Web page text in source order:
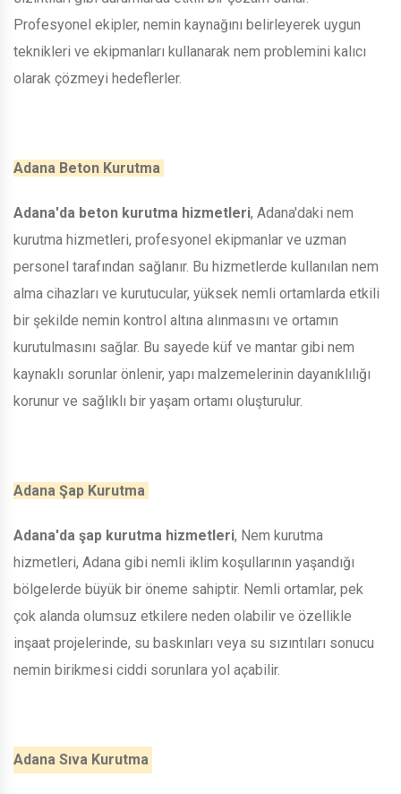
Profesyonel ekipler, nemin kaynağını belirleyerek uygun
teknikleri ve ekipmanları kullanarak nem problemini kalıcı
olarak çözmeyi hedeflerler.
Adana Beton Kurutma
Adana'da beton kurutma hizmetleri, Adana'daki nem
kurutma hizmetleri, profesyonel ekipmanlar ve uzman
personel tarafından sağlanır. Bu hizmetlerde kullanılan nem
alma cihazları ve kurutucular, yüksek nemli ortamlarda etkili
bir şekilde nemin kontrol altına alınmasını ve ortamın
kurutulmasını sağlar. Bu sayede küf ve mantar gibi nem
kaynaklı sorunlar önlenir, yapı malzemelerinin dayanıklılığı
korunur ve sağlıklı bir yaşam ortamı oluşturulur.
Adana Şap Kurutma
Adana'da şap kurutma hizmetleri, Nem kurutma
hizmetleri, Adana gibi nemli iklim koşullarının yaşandığı
bölgelerde büyük bir öneme sahiptir. Nemli ortamlar, pek
çok alanda olumsuz etkilere neden olabilir ve özellikle
inşaat projelerinde, su baskınları veya su sızıntıları sonucu
nemin birikmesi ciddi sorunlara yol açabilir.
Adana Sıva Kurutma